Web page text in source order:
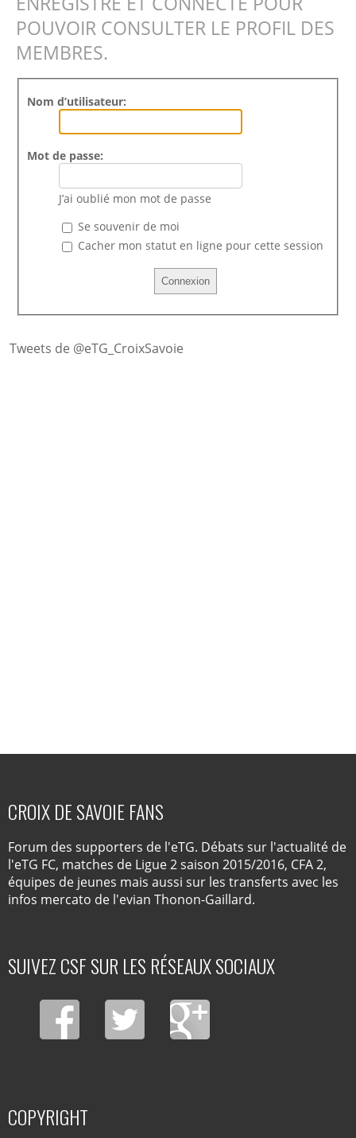
POUVOIR CONSULTER LE PROFIL DES
MEMBRES.
Nom d’utilisateur:
Mot de passe:
J’ai oublié mon mot de passe
Se souvenir de moi
Cacher mon statut en ligne pour cette session
Tweets de @eTG_CroixSavoie
CROIX DE SAVOIE FANS
Forum des supporters de l'eTG. Débats sur l'actualité de
l'eTG FC, matches de Ligue 2 saison 2015/2016, CFA 2,
équipes de jeunes mais aussi sur les transferts avec les
infos mercato de l'evian Thonon-Gaillard.
SUIVEZ CSF SUR LES RÉSEAUX SOCIAUX
COPYRIGHT